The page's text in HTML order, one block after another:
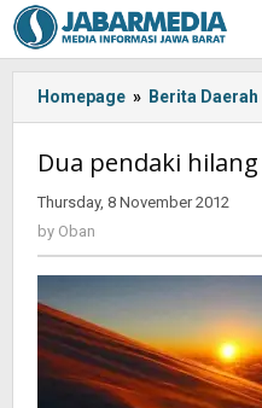
Skip
to
content
Homepage » Berita Daerah
Dua pendaki
Thursday, 8 November 2012
by Oban